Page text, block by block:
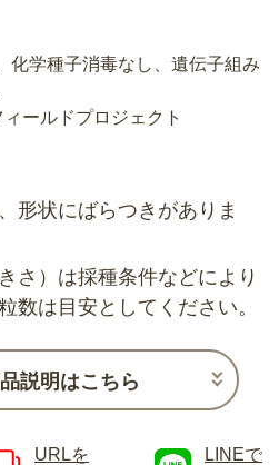
化学種子消毒なし、遺伝子組み
ールドプロジェクト
形状にばらつきがありま
さ）は採種条件などにより
数は目安としてください。
説明はこちら
URLを
LINEで